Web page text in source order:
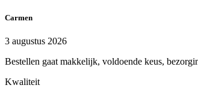
Carmen
3 augustus 2026
Bestellen gaat makkelijk, voldoende keus,
Kwaliteit